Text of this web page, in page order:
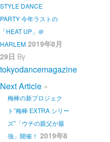
STYLE DANCE
PARTY 今年ラストの
「HEAT UP」＠
HARLEM 2019年8月
29日 By
tokyodancemagazine
Next Article »
梅棒の新プロジェク
ト”梅棒 EXTRA シリー
ズ”「ウチの親父が最
強」開催！ 2019年8